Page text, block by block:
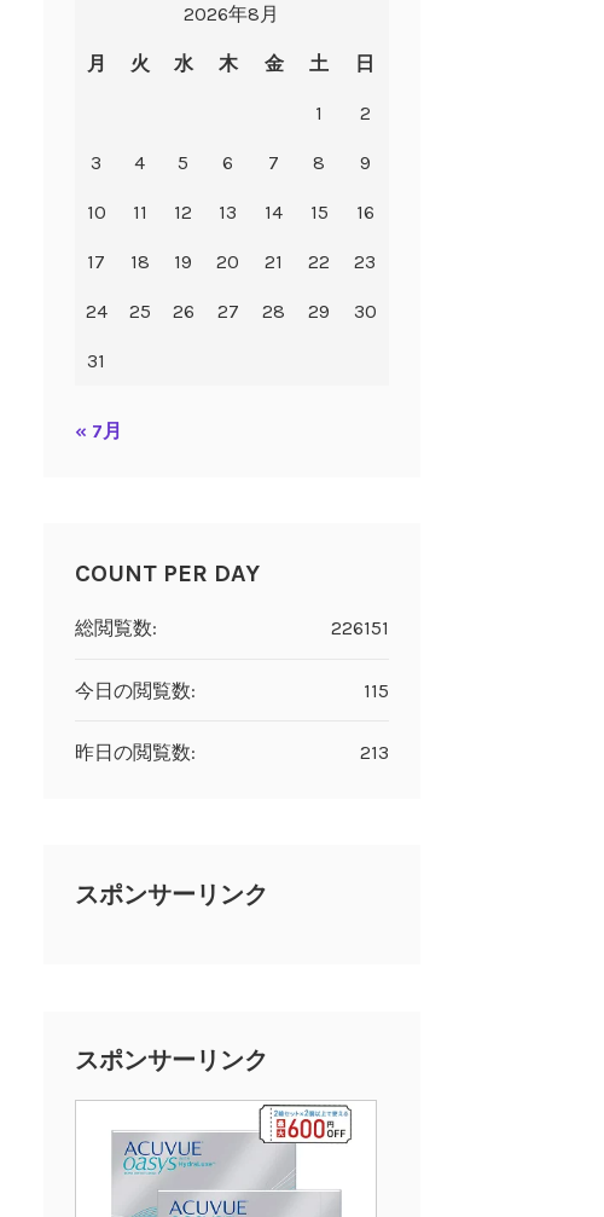
2026年8月
月 火 水 木 金 土 日
1 2
3 4 5 6 7 8 9
10 11 12 13 14 15 16
17 18 19 20 21 22 23
24 25 26 27 28 29 30
31
« 7月
COUNT PER DAY
226151
総閲覧数:
115
今日の閲覧数:
213
昨日の閲覧数:
スポンサーリンク
スポンサーリンク